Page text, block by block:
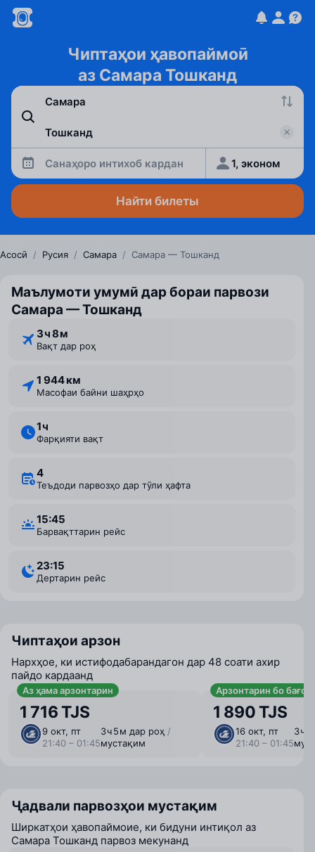
Чиптаҳои ҳавопаймоӣ
аз Самара Тошканд
Санаҳоро интихоб кардан 1, эконом
Найти билеты
Асосӣ / Русия / Самара / Самара — Тошканд
Маълумоти умумӣ дар бораи парвози
Самара — Тошканд
3 ⁠ч 8 ⁠м
Вақт дар роҳ
1 944 км
Масофаи байни шаҳрҳо
1 ⁠ч
Фарқияти вақт
4
Теъдоди парвозҳо дар тӯли ҳафта
15:45
Барвақттарин рейс
23:15
Дертарин рейс
Чиптаҳои арзон
Нархҳое, ки истифодабарандагон дар 48 соати ахир
пайдо кардаанд
Аз ҳама арзонтарин
1 716 TJS
9 окт, пт
21:40 – 01:45
3 ⁠ч 5 ⁠м дар роҳ /
мустақим
Арзонтарин бо бағоҷ
1 890 TJS
16 окт, пт
21:40 – 01:45
3 ⁠ч
Ҷадвали парвозҳои мустақим
Ширкатҳои ҳавопаймоие, ки бидуни интиқол аз
Самара Тошканд парвоз мекунанд